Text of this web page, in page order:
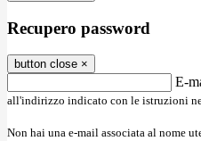
Recupero password
button close ×
E-
all'indirizzo indicato con le istruzioni
Non hai una e-mail associata al nome